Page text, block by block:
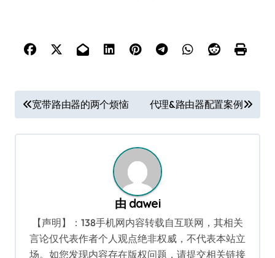
文
章
导
宽带路由器的两个烦恼 代理&路由器配置案例
由 dawei
【声明】：138手机网内容转载自互联网，其相关
言论仅代表作者个人观点绝非权威，不代表本站立
场。如您发现内容存在版权问题，请提交相关链接